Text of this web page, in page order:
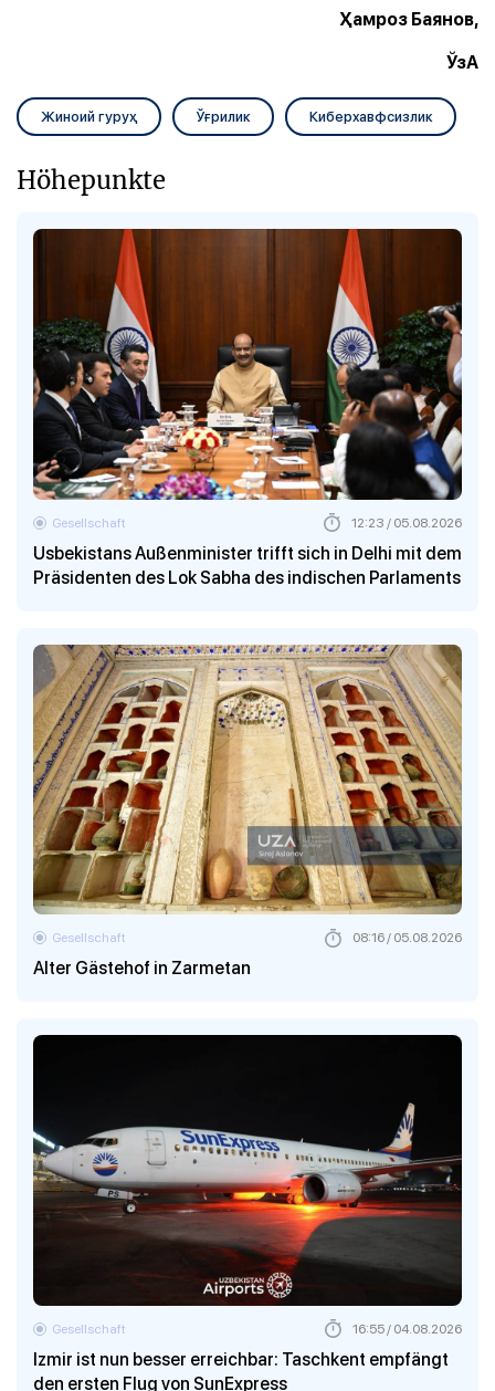
Ҳамроз Баянов,
ЎзА
Жиноий гуруҳ Ўғрилик Киберхавфсизлик
Höhepunkte
Usbekistans Außenminister trifft sich in Delhi mit dem
Präsidenten des Lok Sabha des indischen Parlaments
Gesellschaft 12:23 / 05.08.2026
Alter Gästehof in Zarmetan
Gesellschaft 08:16 / 05.08.2026
Izmir ist nun besser erreichbar: Taschkent empfängt
den ersten Flug von SunExpress
Gesellschaft 16:55 / 04.08.2026